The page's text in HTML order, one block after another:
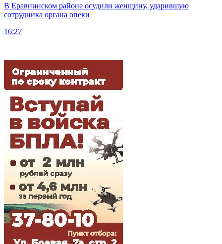
В Еравнинском районе осудили женщину, ударившую
сотрудника органа опеки
16:27